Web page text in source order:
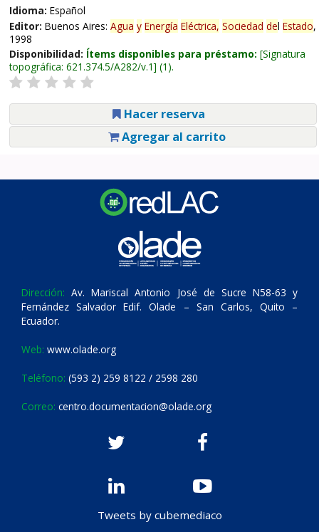
Idioma: Español
Editor: Buenos Aires: Agua y Energía Eléctrica, Sociedad del Estado,
1998
Disponibilidad: Ítems disponibles para préstamo: Signatura
topográfica: 621.374.5/A282/v.1 (1).
Hacer reserva
Agregar al carrito
Dirección: Av. Mariscal Antonio José de Sucre N58-63 y
Fernández Salvador Edif. Olade – San Carlos, Quito –
Ecuador.
Web: www.olade.org
Teléfono: (593 2) 259 8122 / 2598 280
Correo: centro.documentacion@olade.org
Tweets by cubemediaco